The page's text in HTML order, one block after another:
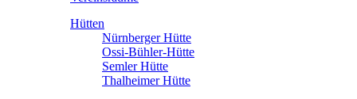
Hütten
Nürnberger Hütte
Ossi-Bühler-Hütte
Semler Hütte
Thalheimer Hütte